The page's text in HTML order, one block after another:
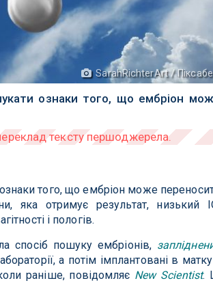
SarahRichterArt /
ознаки того, що ембріон
того, що ембріон може
яка отримує результат, низький
і пологів.
спосіб пошуку ембріонів,
а потім імплантовані в
раніше, повідомляє New Scientist.